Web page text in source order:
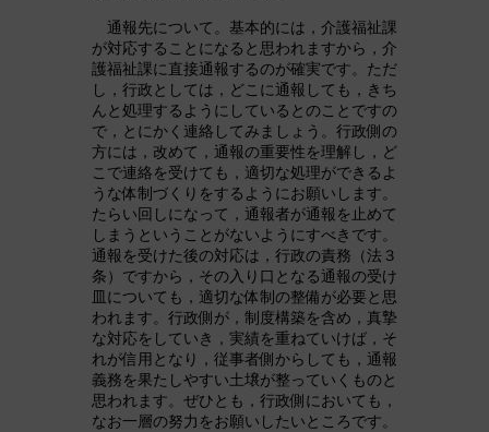
通報先について。基本的には，介護福祉課
が対応することになると思われますから，介
護福祉課に直接通報するのが確実です。ただ
し，行政としては，どこに通報しても，きち
んと処理するようにしているとのことですの
で，とにかく連絡してみましょう。行政側の
方には，改めて，通報の重要性を理解し，ど
こで連絡を受けても，適切な処理ができるよ
うな体制づくりをするようにお願いします。
たらい回しになって，通報者が通報を止めて
しまうということがないようにすべきです。
通報を受けた後の対応は，行政の責務（法３
条）ですから，その入り口となる通報の受け
皿についても，適切な体制の整備が必要と思
われます。行政側が，制度構築を含め，真摯
な対応をしていき，実績を重ねていけば，そ
れが信用となり，従事者側からしても，通報
義務を果たしやすい土壌が整っていくものと
思われます。ぜひとも，行政側においても，
なお一層の努力をお願いしたいところです。